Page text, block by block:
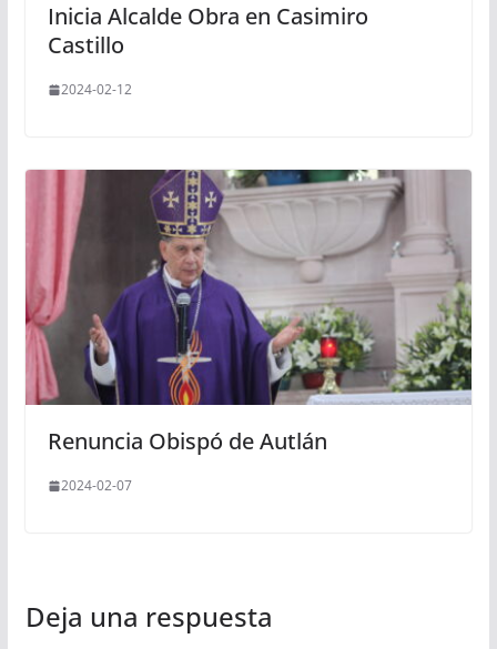
Inicia Alcalde Obra en Casimiro
Castillo
2024-02-12
Renuncia Obispó de Autlán
2024-02-07
Deja una respuesta